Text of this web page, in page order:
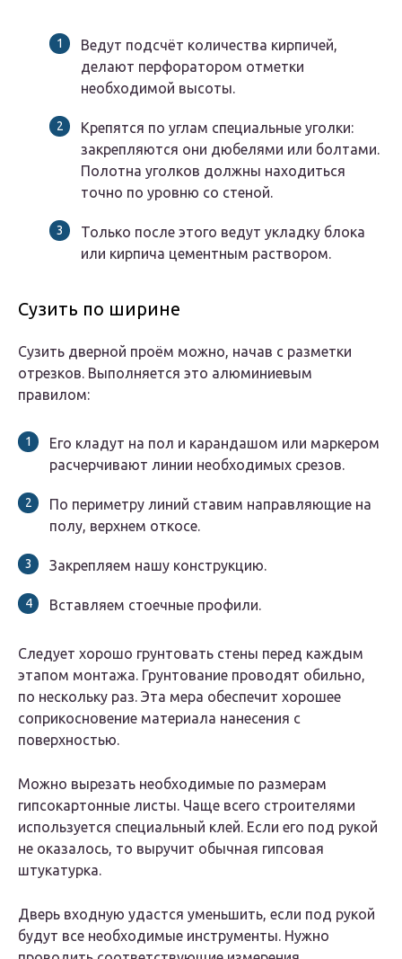
Ведут подсчёт количества кирпичей,
делают перфоратором отметки
необходимой высоты.
Крепятся по углам специальные уголки:
закрепляются они дюбелями или болтами.
Полотна уголков должны находиться
точно по уровню со стеной.
Только после этого ведут укладку блока
или кирпича цементным раствором.
Сузить по ширине
Сузить дверной проём можно, начав с разметки
отрезков. Выполняется это алюминиевым
правилом:
Его кладут на пол и карандашом или маркером
расчерчивают линии необходимых срезов.
По периметру линий ставим направляющие на
полу, верхнем откосе.
Закрепляем нашу конструкцию.
Вставляем стоечные профили.
Следует хорошо грунтовать стены перед каждым
этапом монтажа. Грунтование проводят обильно,
по нескольку раз. Эта мера обеспечит хорошее
соприкосновение материала нанесения с
поверхностью.
Можно вырезать необходимые по размерам
гипсокартонные листы. Чаще всего строителями
используется специальный клей. Если его под рукой
не оказалось, то выручит обычная гипсовая
штукатурка.
Дверь входную удастся уменьшить, если под рукой
будут все необходимые инструменты. Нужно